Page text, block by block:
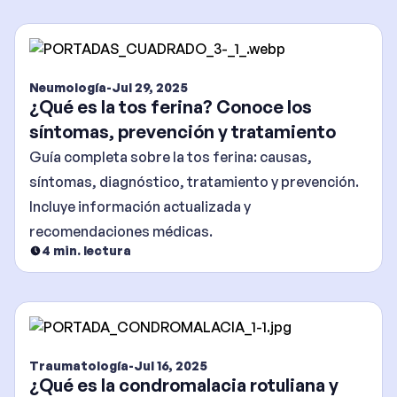
Neumología-Jul 29, 2025
¿Qué es la tos ferina? Conoce los
síntomas, prevención y tratamiento
Guía completa sobre la tos ferina: causas,
síntomas, diagnóstico, tratamiento y prevención.
Incluye información actualizada y
recomendaciones médicas.
4 min. lectura
Traumatología-Jul 16, 2025
¿Qué es la condromalacia rotuliana y